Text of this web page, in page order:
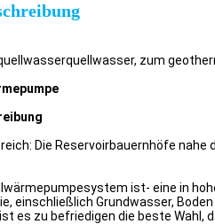
zum
Die Reservoirbauernhöfe nahe
ist- eine in
einschließlich Grundwasser,
es zu befriedigen die beste Wahl,